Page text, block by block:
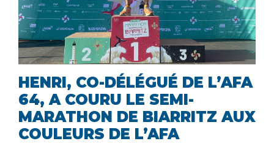
HENRI, CO-DÉLÉGUÉ DE L’AFA
64, A COURU LE SEMI-
MARATHON DE BIARRITZ AUX
COULEURS DE L’AFA